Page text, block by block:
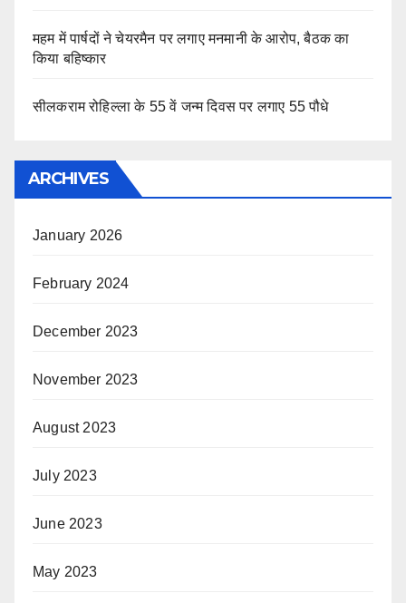
महम में पार्षदों ने चेयरमैन पर लगाए मनमानी के आरोप, बैठक का
किया बहिष्कार
सीलकराम रोहिल्ला के 55 वें जन्म दिवस पर लगाए 55 पौधे
ARCHIVES
January 2026
February 2024
December 2023
November 2023
August 2023
July 2023
June 2023
May 2023